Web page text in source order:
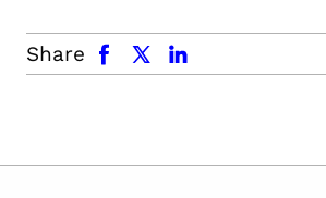
Share
facebook x.com linkedin